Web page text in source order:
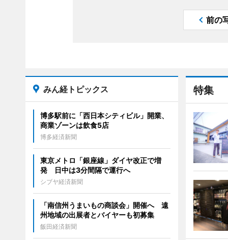
前の
特集
みん経トピックス
博多駅前に「西日本シティビル」開業、
商業ゾーンは飲食5店
博多経済新聞
東京メトロ「銀座線」ダイヤ改正で増
発 日中は3分間隔で運行へ
シブヤ経済新聞
「南信州うまいもの商談会」開催へ 遠
州地域の出展者とバイヤーも初募集
飯田経済新聞